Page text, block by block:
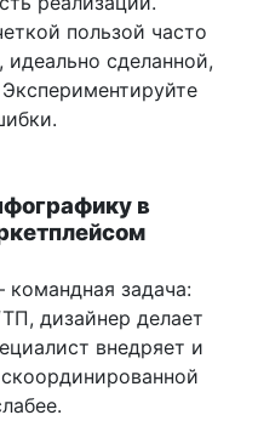
пользой часто
сделанной,
в
задача:
дизайнер делает
внедряет и